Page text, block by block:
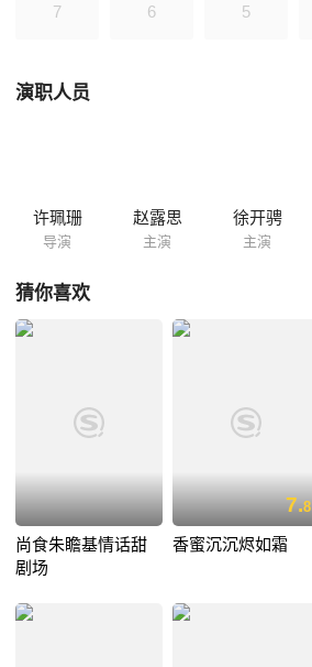
7 6 5
演职人员
许珮珊
导演
赵露思
主演
徐开骋
主演
猜你喜欢
尚食朱瞻基情话甜
剧场
7.8
香蜜沉沉烬如霜